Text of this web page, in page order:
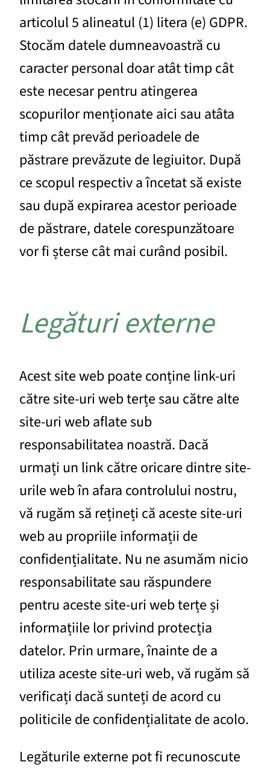
articolul 5 alineatul (1) litera (e) GDPR.
Stocăm datele dumneavoastră cu
caracter personal doar atât timp cât
este necesar pentru atingerea
scopurilor menționate aici sau atâta
timp cât prevăd perioadele de
păstrare prevăzute de legiuitor. După
ce scopul respectiv a încetat să existe
sau după expirarea acestor perioade
de păstrare, datele corespunzătoare
vor fi șterse cât mai curând posibil.
Legături externe
Acest site web poate conține link-uri
către site-uri web terțe sau către alte
site-uri web aflate sub
responsabilitatea noastră. Dacă
urmați un link către oricare dintre site-
urile web în afara controlului nostru,
vă rugăm să rețineți că aceste site-uri
web au propriile informații de
confidențialitate. Nu ne asumăm nicio
responsabilitate sau răspundere
pentru aceste site-uri web terțe și
informațiile lor privind protecția
datelor. Prin urmare, înainte de a
utiliza aceste site-uri web, vă rugăm să
verificați dacă sunteți de acord cu
politicile de confidențialitate de acolo.
Legăturile externe pot fi recunoscute